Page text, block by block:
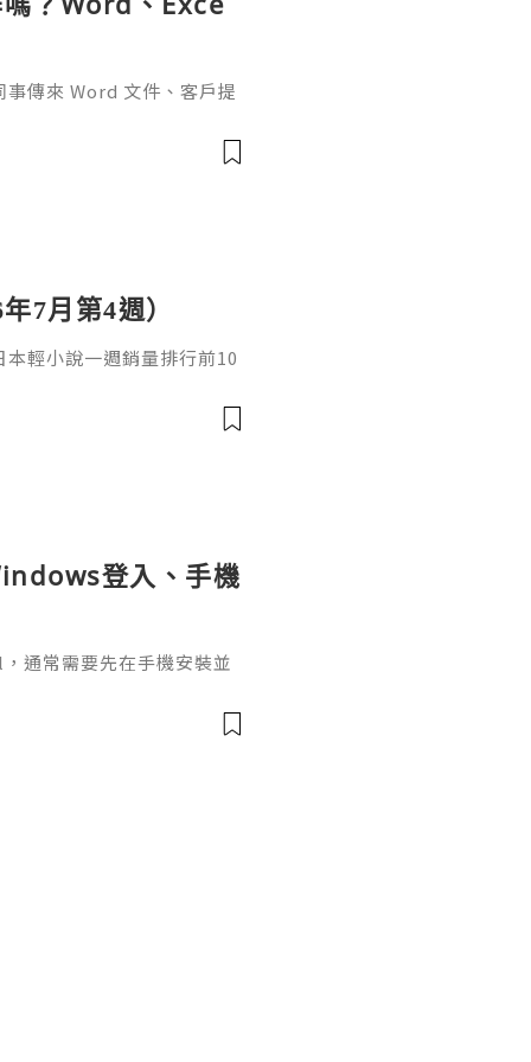
傳來 Word 文件、客戶提
處理起來比較零散。因此不
7月第4週）
輕小說一週銷量排行前10
版社：角川發售日：2026
慢生活16作者：棚架ユウ
登入、手機
通常需要先在手機安裝並